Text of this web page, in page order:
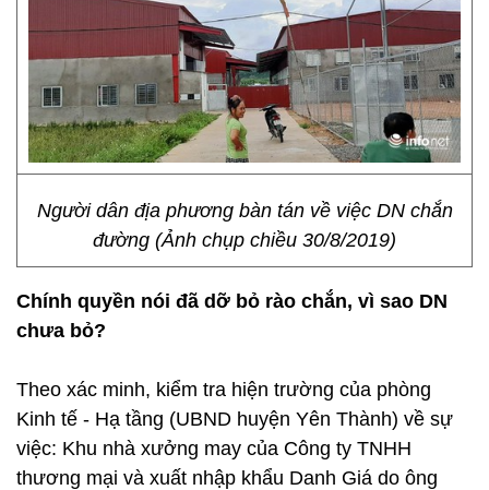
Người dân địa phương bàn tán về việc DN chắn
đường (Ảnh chụp chiều 30/8/2019)
Chính quyền nói đã dỡ bỏ rào chắn, vì sao DN
chưa bỏ?
Theo xác minh, kiểm tra hiện trường của phòng
Kinh tế - Hạ tầng (UBND huyện Yên Thành) về sự
việc: Khu nhà xưởng may của Công ty TNHH
thương mại và xuất nhập khẩu Danh Giá do ông